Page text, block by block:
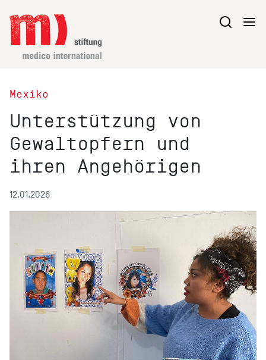
Mexiko
Unterstützung von
Gewaltopfern und
ihren Angehörigen
12.01.2026